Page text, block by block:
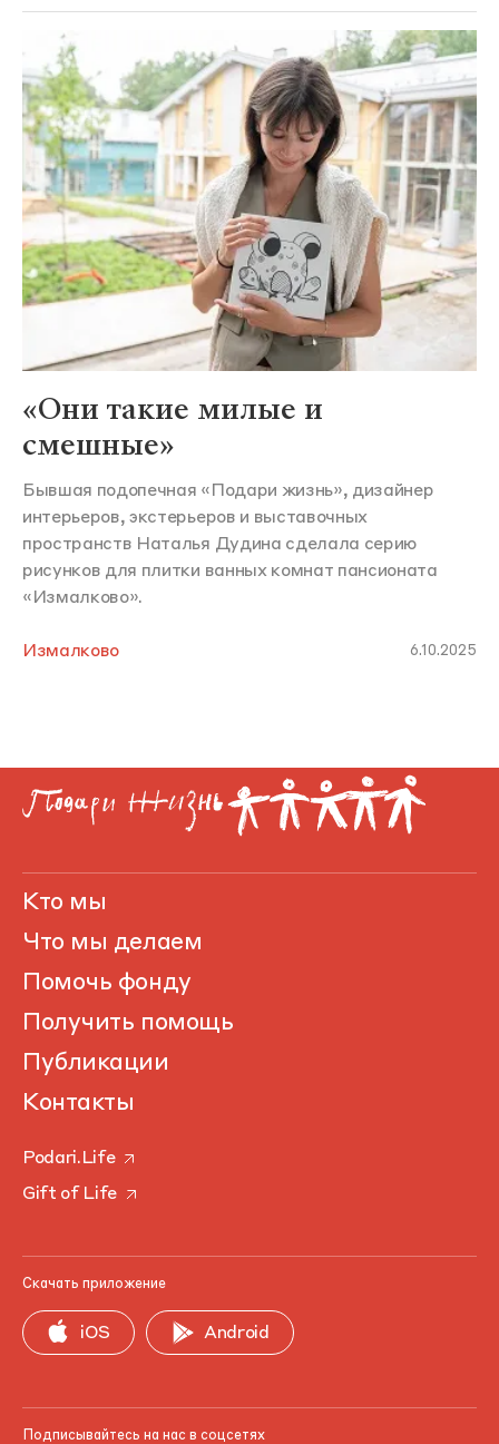
«Они такие милые и
смешные»
Бывшая подопечная «Подари жизнь», дизайнер
интерьеров, экстерьеров и выставочных
пространств Наталья Дудина сделала серию
рисунков для плитки ванных комнат пансионата
«Измалково».
Измалково 6.10.2025
Кто мы
Что мы делаем
Помочь фонду
Получить помощь
Публикации
Контакты
Podari.Life
Gift of Life
Скачать приложение
iOS Android
Подписывайтесь на нас в соцсетях